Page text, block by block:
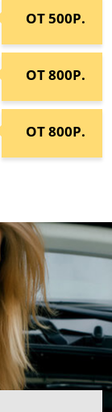
ОТ 500Р.
ОТ 800Р.
ОТ 800Р.